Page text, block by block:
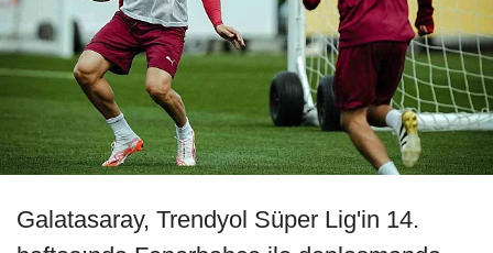
Galatasaray, Trendyol Süper Lig'in 14.